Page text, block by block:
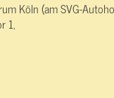
Köln (am SVG-
1,